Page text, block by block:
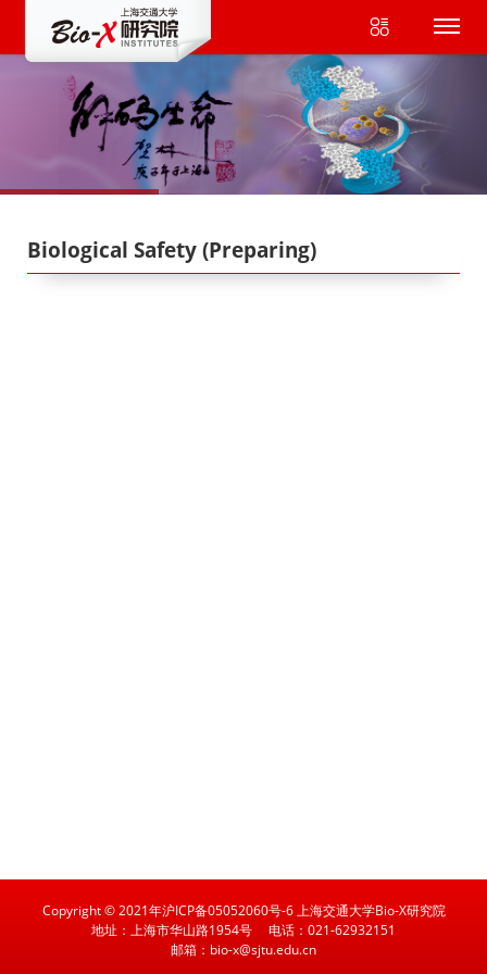
Biological Safety (Preparing)
Copyright © 2021年沪ICP备05052060号-6 上海交通大学Bio-X研究院
地址：上海市华山路1954号
电话：021-62932151
邮箱：bio-x@sjtu.edu.cn